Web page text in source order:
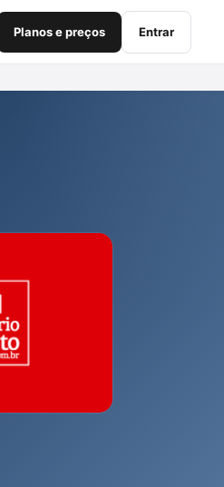
Planos e preços Entrar